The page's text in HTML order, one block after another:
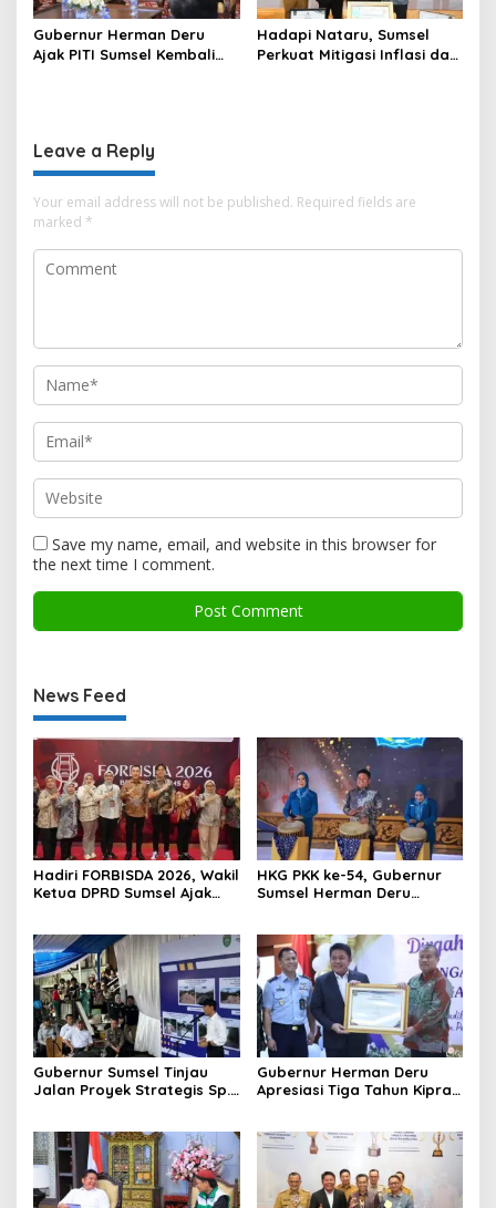
Gubernur Herman Deru
Ajak PITI Sumsel Kembali
Hadapi Nataru, Sumsel
Perkuat Mitigasi Inflasi dan
Leave a Reply
Your email address will not be published. Required fields are
marked *
Save my name, email, and website in this browser for
the next time I comment.
News Feed
Hadiri FORBISDA 2026, Wakil
Ketua DPRD Sumsel Ajak
HKG PKK ke-54, Gubernur
Sumsel Herman Deru
Perempuan
Gubernur Sumsel Tinjau
Jalan Proyek Strategis Sp.
Gubernur Herman Deru
Apresiasi Tiga Tahun Kiprah
Negara